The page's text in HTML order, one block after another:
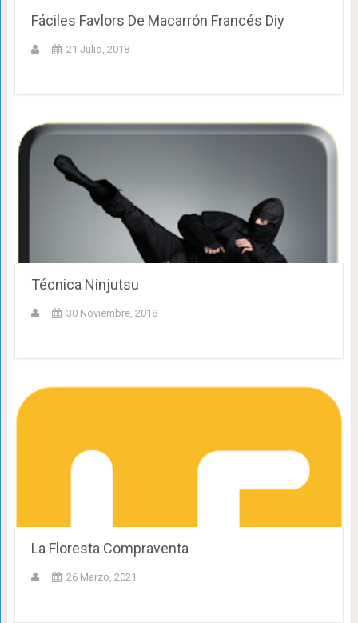
Fáciles Favlors De Macarrón Francés Diy
21 Julio, 2018
Técnica Ninjutsu
30 Noviembre, 2018
La Floresta Compraventa
26 Marzo, 2021